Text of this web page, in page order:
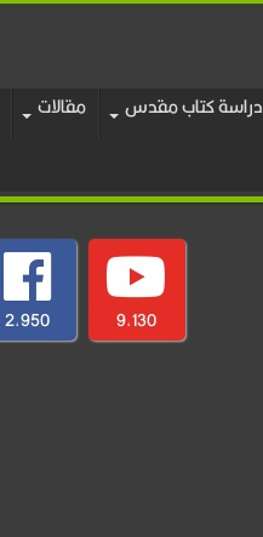
دراسة كتاب مقدس مقالات
2,950 9,130